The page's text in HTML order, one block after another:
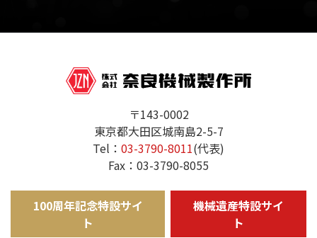
〒143-0002
東京都大田区城南島2-5-7
Tel： 03-3790-8011(代表)
Fax：03-3790-8055
100周年記念特設サイ
ト
機械遺産特設サイ
ト